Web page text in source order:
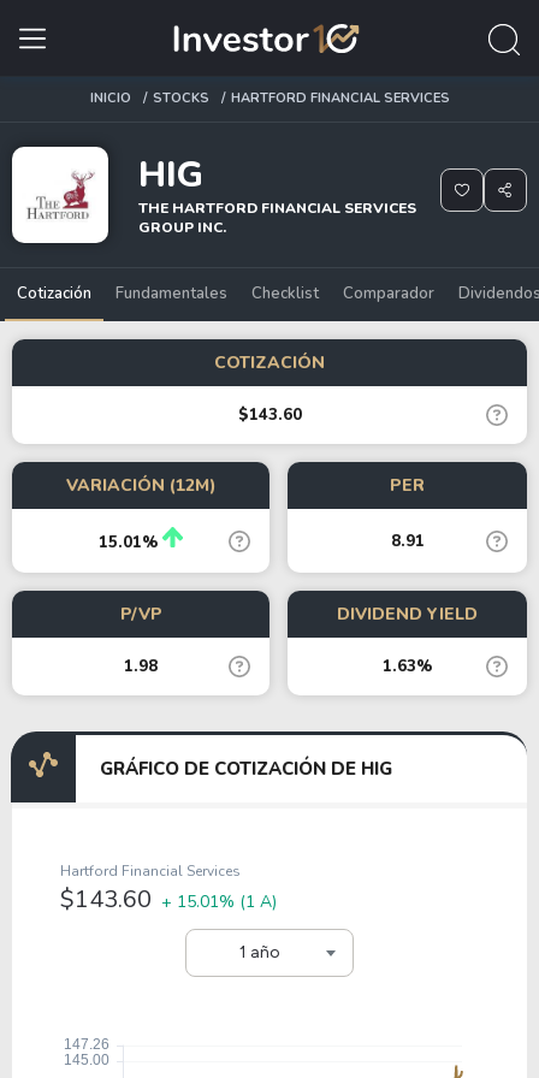
INICIO STOCKS HARTFORD FINANCIAL SERVICES
HIG
THE HARTFORD FINANCIAL SERVICES
GROUP INC.
Cotización Fundamentales Checklist Comparador
COTIZACIÓN
$143.60
VARIACIÓN (12M)
15.01%
PER
8.91
P/VP
1.98
DIVIDEND YIELD
1.63%
GRÁFICO DE COTIZACIÓN DE HIG
1 año
Hartford Financial Services
$143.60 + 15.01% (1 A)